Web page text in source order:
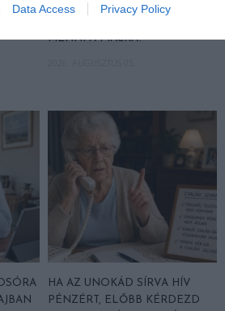
Data Access Privacy Policy
AZ
MIT EGYÜNK, HA 70 FELETT IS
MENNI A PIACRA?
HA AZ UNOKÁD SÍRVA HÍV
PÉNZÉRT, ELŐBB KÉRDEZD